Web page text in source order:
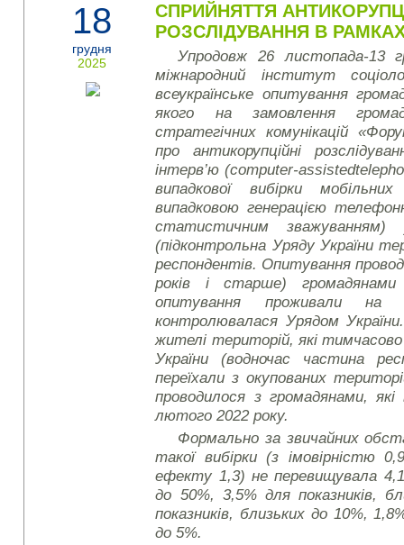
18
грудня
2025
СПРИЙНЯТТЯ
РОЗСЛІДУВАННЯ В
Упродовж 26 листопада-13
міжнародний інститут
всеукраїнське опитування
якого на замовлення
стратегічних комунікацій
про антикорупційні
інтерв’ю (computer-assisted
випадкової вибірки
випадковою генерацією
статистичним зважуванням)
(підконтрольна Уряду України
респондентів. Опитування
років і старше)
опитування проживали на
контролювалася Урядом
жителі територій, які
України (водночас частина
переїхали з окупованих
проводилося з громадянами, які
лютого 2022 року.
Формально за звичайних
такої вибірки (з імовірністю
ефекту 1,3) не перевищувала
до 50%, 3,5% для показників,
показників, близьких до 10%,
до 5%.